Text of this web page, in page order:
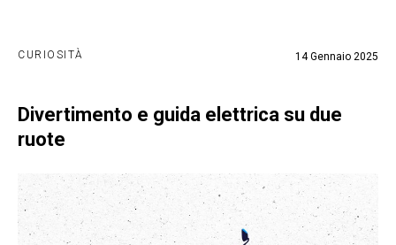
CURIOSITÀ 14 Gennaio 2025
Divertimento e guida elettrica su due
ruote